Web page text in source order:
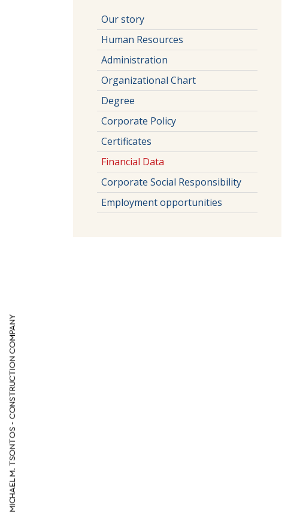
Our story
Human Resources
Administration
Organizational Chart
Degree
Corporate Policy
Certificates
Financial Data
Corporate Social Responsibility
Employment opportunities
MICHAEL M. TSONTOS - CONSTRUCTION COMPANY